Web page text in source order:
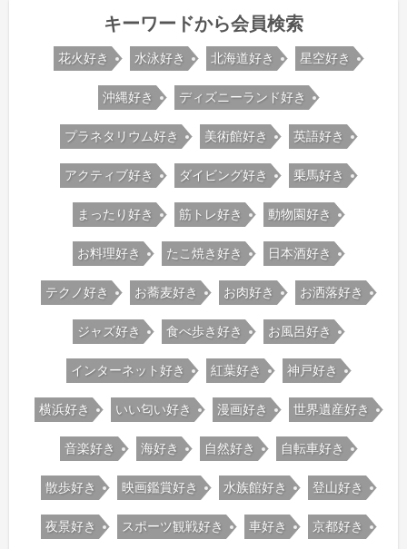
キーワードから会員検索
花火好き 水泳好き 北海道好き 星空好き
沖縄好き ディズニーランド好き
プラネタリウム好き 美術館好き 英語好き
アクティブ好き ダイビング好き 乗馬好き
まったり好き 筋トレ好き 動物園好き
お料理好き たこ焼き好き 日本酒好き
テクノ好き お蕎麦好き お肉好き お洒落好き
ジャズ好き 食べ歩き好き お風呂好き
インターネット好き 紅葉好き 神戸好き
横浜好き いい匂い好き 漫画好き 世界遺産好き
音楽好き 海好き 自然好き 自転車好き
散歩好き 映画鑑賞好き 水族館好き 登山好き
夜景好き スポーツ観戦好き 車好き 京都好き